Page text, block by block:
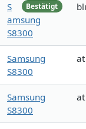
Bestätigt
S
amsung
S8300
Samsung
S8300
at
Samsung
S8300
at